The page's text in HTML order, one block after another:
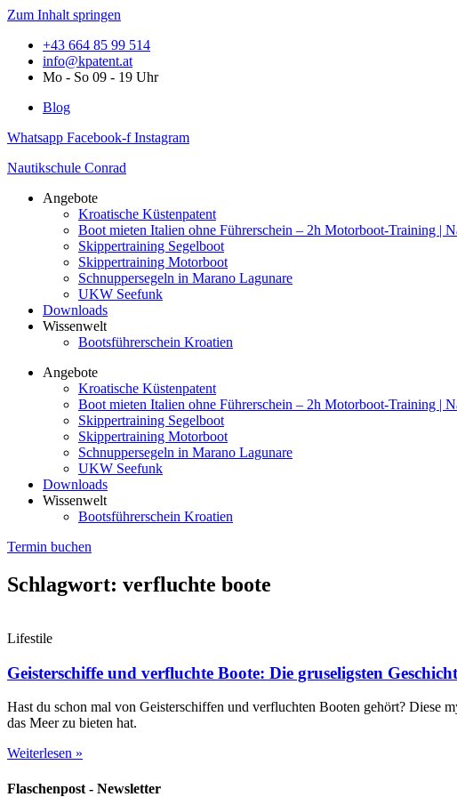
Zum Inhalt springen
+43 664 85 99 514
info@kpatent.at
Mo - So 09 - 19 Uhr
Blog
Whatsapp Facebook-f Instagram
Nautikschule Conrad
Angebote
Kroatische Küstenpatent
Boot mieten Italien ohne Führerschein – 2h Motorboot-Training |
Skippertraining Segelboot
Skippertraining Motorboot
Schnuppersegeln in Marano Lagunare
UKW Seefunk
Downloads
Wissenwelt
Bootsführerschein Kroatien
Angebote
Kroatische Küstenpatent
Boot mieten Italien ohne Führerschein – 2h Motorboot-Training |
Skippertraining Segelboot
Skippertraining Motorboot
Schnuppersegeln in Marano Lagunare
UKW Seefunk
Downloads
Wissenwelt
Bootsführerschein Kroatien
Termin buchen
Schlagwort: verfluchte boote
Lifestile
Geisterschiffe und verfluchte Boote: Die gruseligsten
Hast du schon mal von Geisterschiffen und verfluchten Booten gehört? Diese
das Meer zu bieten hat.
Weiterlesen »
Flaschenpost - Newsletter